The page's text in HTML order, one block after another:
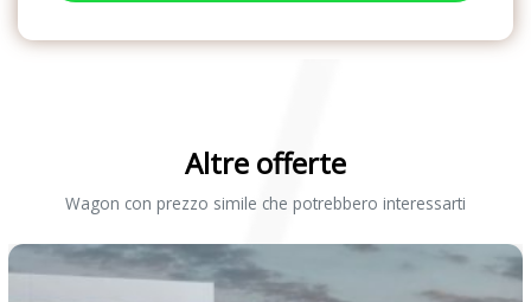
Altre offerte
Wagon con prezzo simile che potrebbero interessarti